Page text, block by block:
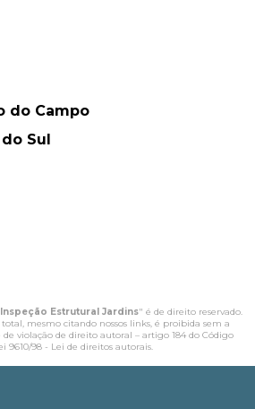
do Campo
do Sul
Estrutural Jardins" é de direito reservado.
mesmo citando nossos links, é proibida sem a
violação de direito autoral – artigo 184 do Código
9610/98 - Lei de direitos autorais.